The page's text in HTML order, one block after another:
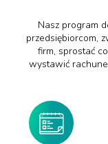
Nasz program
przedsiębiorcom,
firm, sprostać
wystawić